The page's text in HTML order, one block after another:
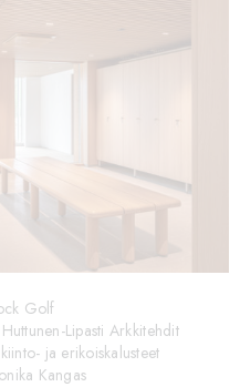
Golf
Lipasti Arkkitehdit
ja erikoiskalusteet
Kangas